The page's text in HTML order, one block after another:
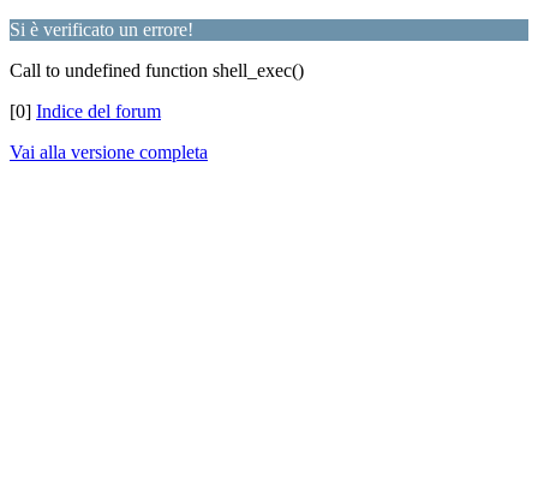
Si è verificato un errore!
Call to undefined function shell_exec()
[0] Indice del forum
Vai alla versione completa